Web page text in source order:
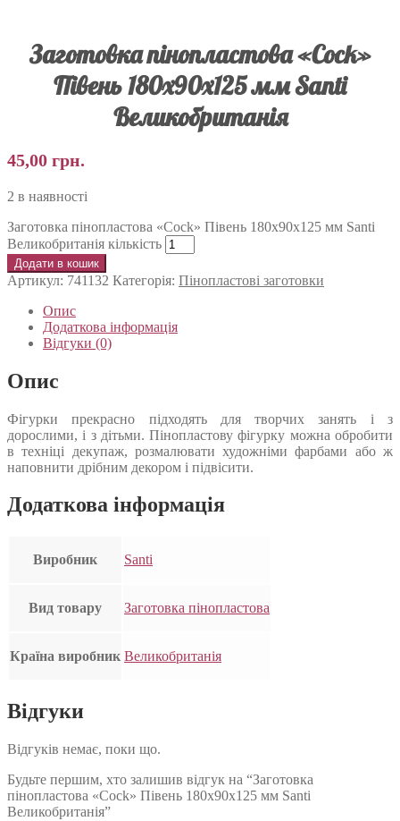
Заготовка пінопластова «Cock»
Півень 180х90х125 мм Santi
Великобританія
45,00 грн.
2 в наявності
Заготовка пінопластова «Cock» Півень 180х90х125 мм Santi
Великобританія кількість
Додати в кошик
Артикул: 741132 Категорія: Пінопластові заготовки
Опис
Додаткова інформація
Відгуки (0)
Опис
Фігурки прекрасно підходять для творчих занять і з
дорослими, і з дітьми. Пінопластову фігурку можна обробити
в техніці декупаж, розмалювати художніми фарбами або ж
наповнити дрібним декором і підвісити.
Додаткова інформація
Виробник Santi
Вид товару Заготовка пінопластова
Країна виробник Великобританія
Відгуки
Відгуків немає, поки що.
Будьте першим, хто залишив відгук на “Заготовка
пінопластова «Cock» Півень 180х90х125 мм Santi
Великобританія”